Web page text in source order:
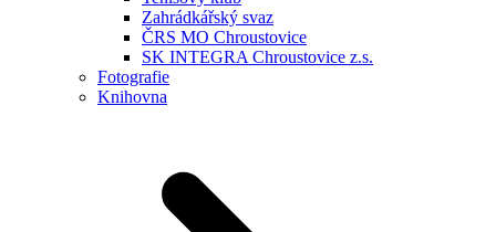
Zahrádkářský svaz
ČRS MO Chroustovice
SK INTEGRA Chroustovice z.s.
Fotografie
Knihovna